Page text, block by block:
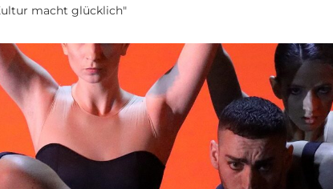
macht glücklich"